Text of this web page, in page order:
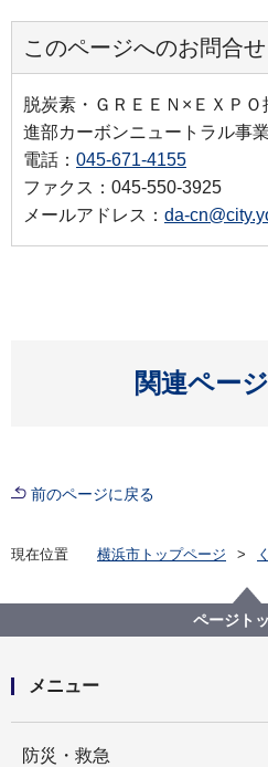
このページへのお問合せ
脱炭素・ＧＲＥＥＮ×ＥＸＰ
進部カーボンニュートラル事
電話： 045-671-4155
ファクス：045-550-3925
メールアドレス： da-
関連ペー
前のページに戻る
現在位置 横浜市トップページ
公共施設ＥＶ充電ステー
付終了
ページト
メニュー
防災・救急